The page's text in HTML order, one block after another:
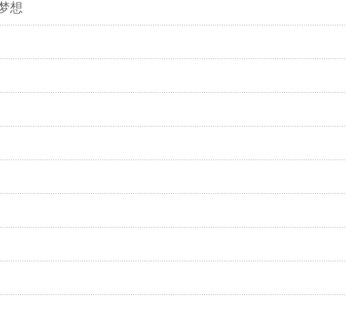
想